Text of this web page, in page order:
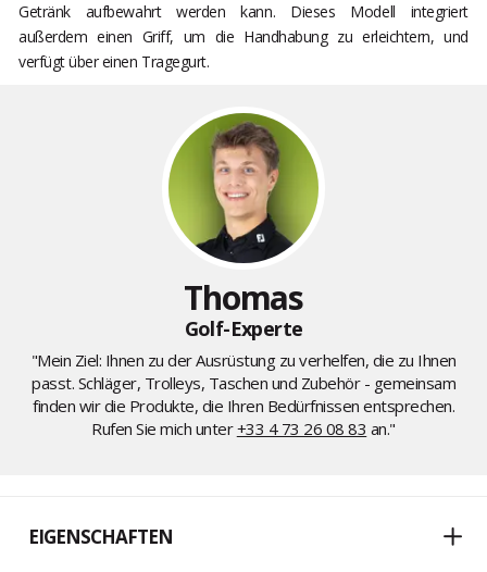
Getränk aufbewahrt werden kann. Dieses Modell integriert
außerdem einen Griff, um die Handhabung zu erleichtern, und
verfügt über einen Tragegurt.
Thomas
Golf-Experte
"Mein Ziel: Ihnen zu der Ausrüstung zu verhelfen, die zu Ihnen
passt. Schläger, Trolleys, Taschen und Zubehör - gemeinsam
finden wir die Produkte, die Ihren Bedürfnissen entsprechen.
Rufen Sie mich unter+33 4 73 26 08 83 an."
EIGENSCHAFTEN